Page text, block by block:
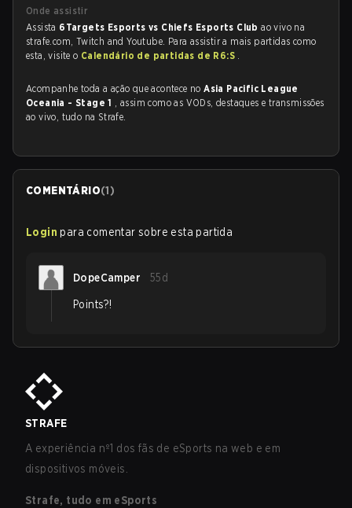
Onde assistir
Assista 6Targets Esports vs Chiefs Esports Clubao vivo na
strafe.com, Twitch and Youtube. Para assistir a mais partidas como
esta, visite o Calendário de partidas de R6:S .
Acompanhe toda a ação que acontece noAsia Pacific League
Oceania - Stage 1 , assim como as VODs, destaques e transmissões
ao vivo, tudo na Strafe.
COMENTÁRIO(1)
Login para comentar sobre esta partida
DopeCamper 55d
Points?!
STRAFE
A experiência nº1 dos fãs de eSports na web e em
dispositivos móveis.
Strafe, tudo em eSports